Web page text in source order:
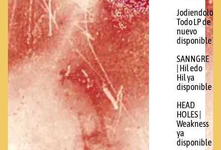
Jodiendolo
Todo LP de
nuevo
disponible
SANNGRE
| Hil edo
Hil ya
disponible
HEAD
HOLES |
Weakness
ya
disponible